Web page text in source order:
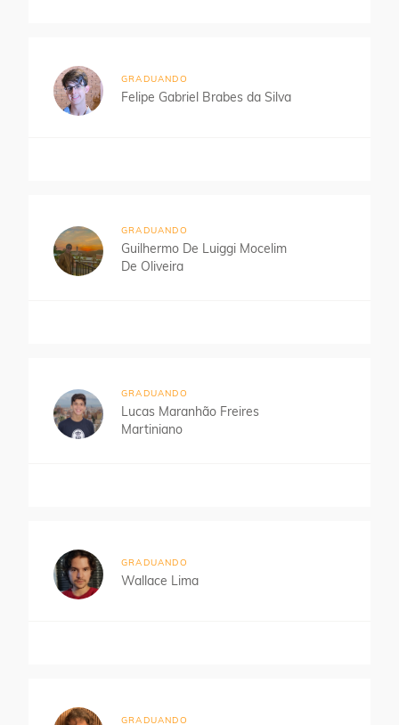
GRADUANDO
Felipe Gabriel Brabes da Silva
GRADUANDO
Guilhermo De Luiggi Mocelim
De Oliveira
GRADUANDO
Lucas Maranhão Freires
Martiniano
GRADUANDO
Wallace Lima
GRADUANDO